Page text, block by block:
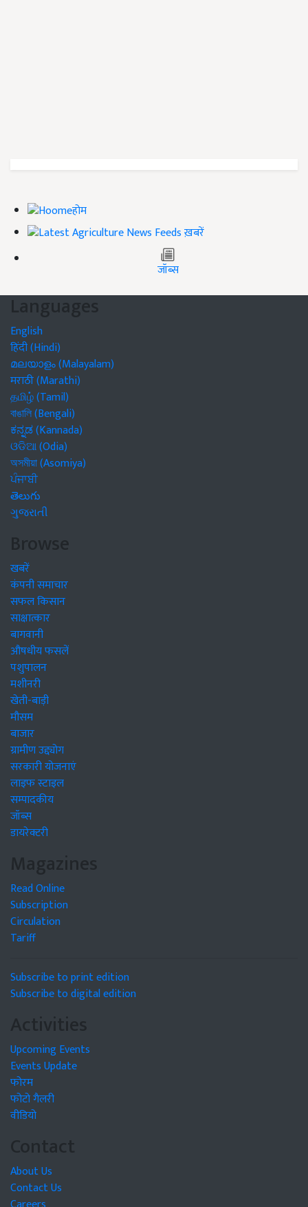
होम
ख़बरें
जॉब्स
Languages
English
हिंदी (Hindi)
മലയാളം (Malayalam)
मराठी (Marathi)
தமிழ் (Tamil)
বাঙালি (Bengali)
ಕನ್ನಡ (Kannada)
ଓଡିଆ (Odia)
অসমীয়া (Asomiya)
ਪੰਜਾਬੀ
తెలుగు
ગુજરાતી
Browse
खबरें
कंपनी समाचार
सफल किसान
साक्षात्कार
बागवानी
औषधीय फसलें
पशुपालन
मशीनरी
खेती-बाड़ी
मौसम
बाजार
ग्रामीण उद्द्योग
सरकारी योजनाएं
लाइफ स्टाइल
सम्पादकीय
जॉब्स
डायरेक्टरी
Magazines
Read Online
Subscription
Circulation
Tariff
Subscribe to print edition
Subscribe to digital edition
Activities
Upcoming Events
Events Update
फोरम
फोटो गैलरी
वीडियो
Contact
About Us
Contact Us